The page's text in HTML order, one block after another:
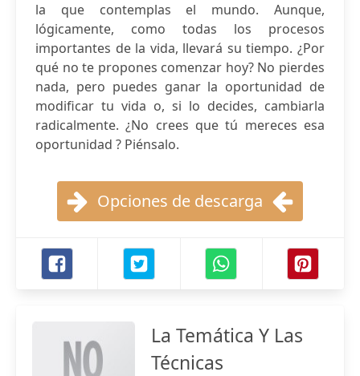
la que contemplas el mundo. Aunque,
lógicamente, como todas los procesos
importantes de la vida, llevará su tiempo. ¿Por
qué no te propones comenzar hoy? No pierdes
nada, pero puedes ganar la oportunidad de
modificar tu vida o, si lo decides, cambiarla
radicalmente. ¿No crees que tú mereces esa
oportunidad ? Piénsalo.
Opciones de descarga
La Temática Y Las
Técnicas